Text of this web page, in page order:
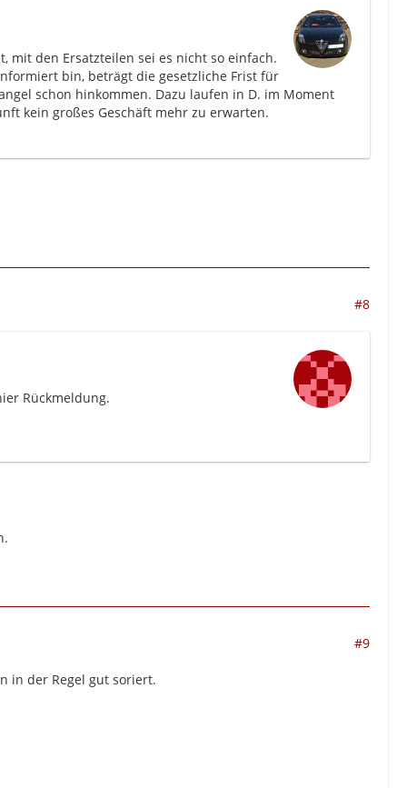
mit den Ersatzteilen sei es nicht so einfach.
bin, beträgt die gesetzliche Frist für
schon hinkommen. Dazu laufen in D. im Moment
kein großes Geschäft mehr zu erwarten.
#8
Rückmeldung.
#9
in der Regel gut soriert.